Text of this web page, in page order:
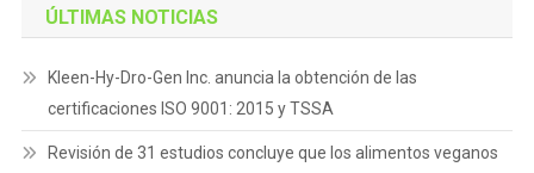
ÚLTIMAS NOTICIAS
Kleen-Hy-Dro-Gen Inc. anuncia la obtención de las
certificaciones ISO 9001: 2015 y TSSA
Revisión de 31 estudios concluye que los alimentos veganos